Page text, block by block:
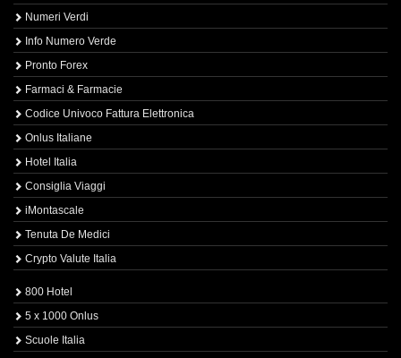
Numeri Verdi
Info Numero Verde
Pronto Forex
Farmaci & Farmacie
Codice Univoco Fattura Elettronica
Onlus Italiane
Hotel Italia
Consiglia Viaggi
iMontascale
Tenuta De Medici
Crypto Valute Italia
800 Hotel
5 x 1000 Onlus
Scuole Italia